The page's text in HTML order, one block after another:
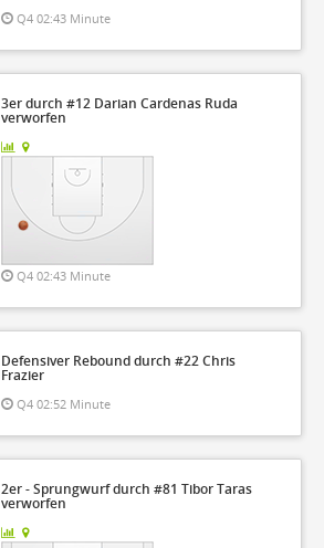
Q4 02:43 Minute
3er durch #12 Darian Cardenas Ruda
verworfen
Q4 02:43 Minute
Defensiver Rebound durch #22 Chris
Frazier
Q4 02:52 Minute
2er - Sprungwurf durch #81 Tibor Taras
verworfen